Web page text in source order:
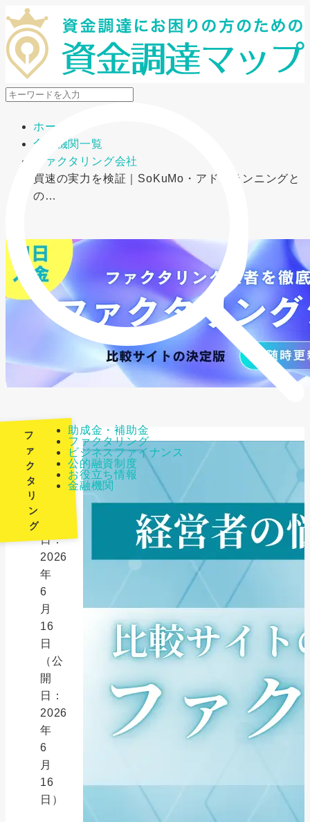
メニューを開閉
助成金・補助金
ファクタリング
ビジネスファイナンス
公的融資制度
お役立ち情報
金融機関
ホーム
金融機関一覧
ファクタリング会社
買速の実力を検証｜SoKuMo・アドプランニングと
の…
フ
ァ
ク
タ
リ
ン
グ
日：
2026
年
6
月
16
日
（公
開
日：
2026
年
6
月
16
日）